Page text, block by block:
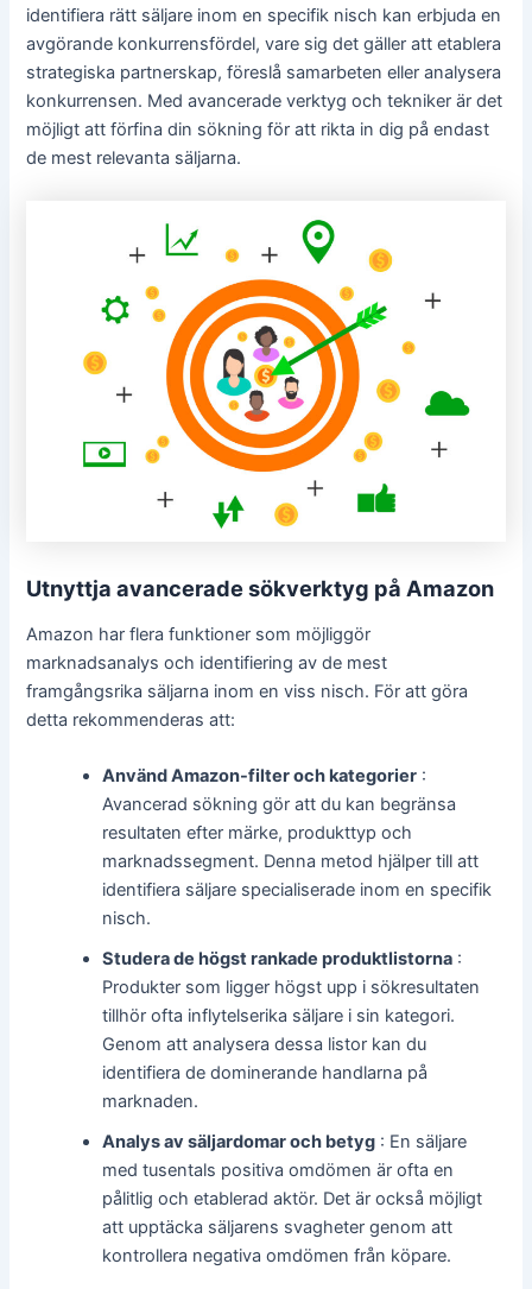
identifiera rätt säljare inom en specifik nisch kan erbjuda en
avgörande konkurrensfördel, vare sig det gäller att etablera
strategiska partnerskap, föreslå samarbeten eller analysera
konkurrensen. Med avancerade verktyg och tekniker är det
möjligt att förfina din sökning för att rikta in dig på endast
de mest relevanta säljarna.
Utnyttja avancerade sökverktyg på Amazon
Amazon har flera funktioner som möjliggör
marknadsanalys och identifiering av de mest
framgångsrika säljarna inom en viss nisch. För att göra
detta rekommenderas att:
Använd Amazon-filter och kategorier :
Avancerad sökning gör att du kan begränsa
resultaten efter märke, produkttyp och
marknadssegment. Denna metod hjälper till att
identifiera säljare specialiserade inom en specifik
nisch.
Studera de högst rankade produktlistorna :
Produkter som ligger högst upp i sökresultaten
tillhör ofta inflytelserika säljare i sin kategori.
Genom att analysera dessa listor kan du
identifiera de dominerande handlarna på
marknaden.
Analys av säljardomar och betyg : En säljare
med tusentals positiva omdömen är ofta en
pålitlig och etablerad aktör. Det är också möjligt
att upptäcka säljarens svagheter genom att
kontrollera negativa omdömen från köpare.